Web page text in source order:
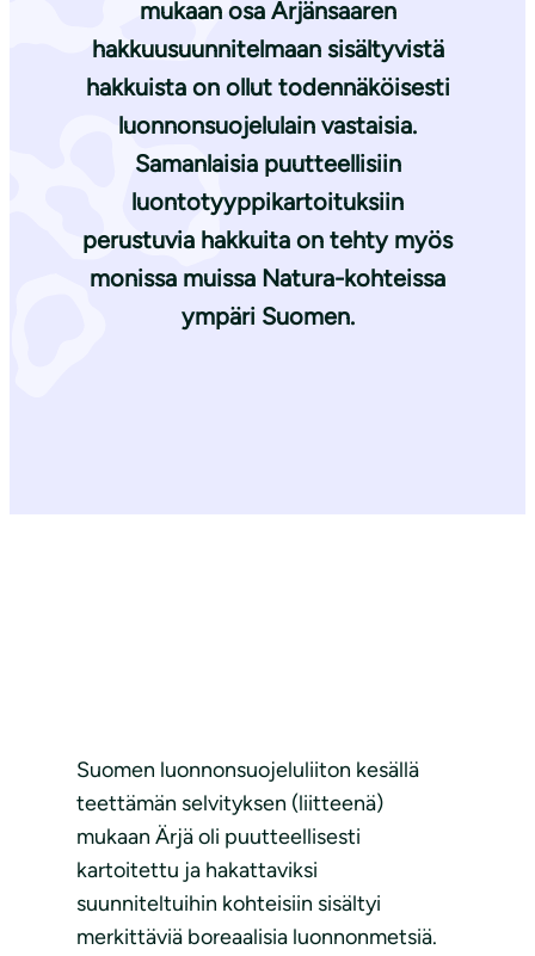
mukaan osa Ärjänsaaren
hakkuusuunnitelmaan sisältyvistä
hakkuista on ollut todennäköisesti
luonnonsuojelulain vastaisia.
Samanlaisia puutteellisiin
luontotyyppikartoituksiin
perustuvia hakkuita on tehty myös
monissa muissa Natura-kohteissa
ympäri Suomen.
Suomen luonnonsuojeluliiton kesällä
teettämän selvityksen (liitteenä)
mukaan Ärjä oli puutteellisesti
kartoitettu ja hakattaviksi
suunniteltuihin kohteisiin sisältyi
merkittäviä boreaalisia luonnonmetsiä.